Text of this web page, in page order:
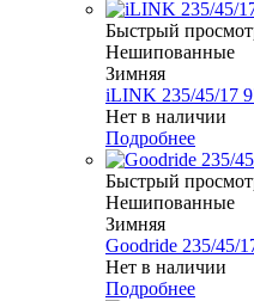
Быстрый
Нешипованные
Зимняя
iLINK 235/45/17
Нет в наличии
Подробнее
Быстрый
Нешипованные
Зимняя
Goodride 235/45/
Нет в наличии
Подробнее